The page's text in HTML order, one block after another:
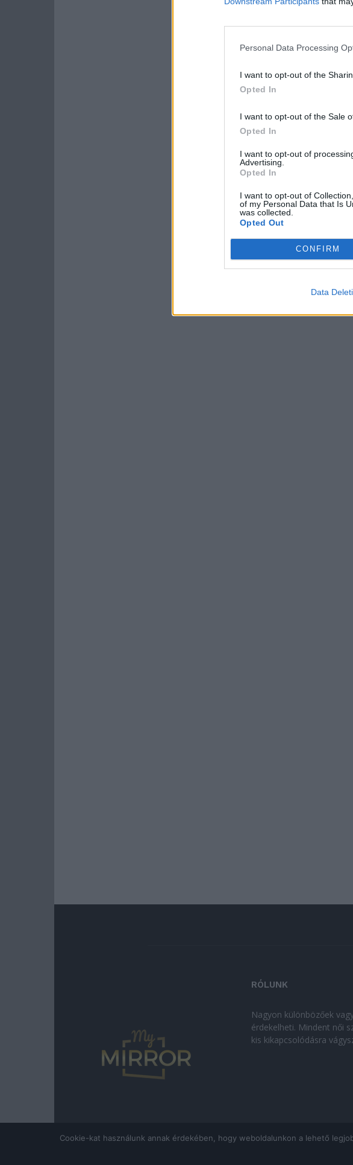
Personal Data Processing
I want to opt-out of the
Opted In
I want to opt-out of the Sale
Opted In
I want to opt-out of
Advertising.
Opted In
I want to opt-out of
of my Personal Data that Is
was collected.
Opted Out
CONFIRM
Data
RÓLUNK
Nagyon különbözőek
érdekelheti. Mindent női
kis kikapcsolódásra
Cookie-kat használunk annak érdekében, hogy weboldalunkon a lehető